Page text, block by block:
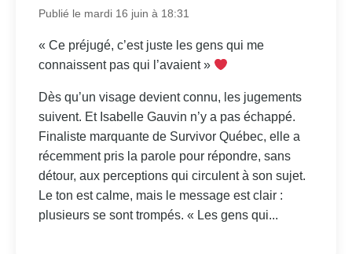
Publié le mardi 16 juin à 18:31
« Ce préjugé, c’est juste les gens qui me
connaissent pas qui l’avaient »
Dès qu’un visage devient connu, les jugements
suivent. Et Isabelle Gauvin n’y a pas échappé.
Finaliste marquante de Survivor Québec, elle a
récemment pris la parole pour répondre, sans
détour, aux perceptions qui circulent à son sujet.
Le ton est calme, mais le message est clair :
plusieurs se sont trompés. « Les gens qui...